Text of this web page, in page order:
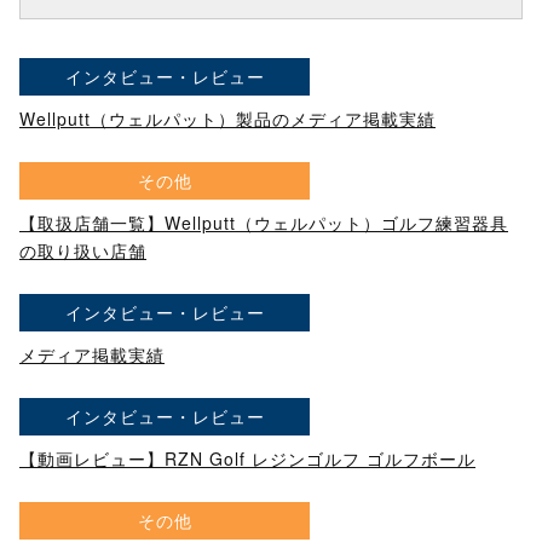
インタビュー・レビュー
Wellputt（ウェルパット）製品のメディア掲載実績
その他
【取扱店舗一覧】Wellputt（ウェルパット）ゴルフ練習器具
の取り扱い店舗
インタビュー・レビュー
メディア掲載実績
インタビュー・レビュー
【動画レビュー】RZN Golf レジンゴルフ ゴルフボール
その他